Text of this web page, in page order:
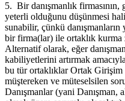
5. Bir danışmanlık firmasının,
yeterli olduğunu düşünmesi
sunabilir, çünkü
bir firma(lar) ile ortaklık kurma
Alternatif olarak, eğer
kabiliyetlerini artırmak
bu tür ortaklıklar Ortak
müştereken ve müteselsilen
Danışmanlar (yani Danışman,